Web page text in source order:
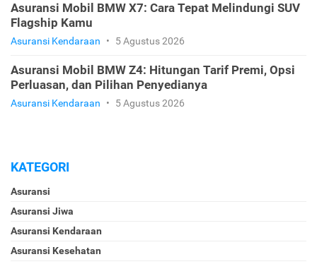
Asuransi Mobil BMW X7: Cara Tepat Melindungi SUV
Flagship Kamu
Asuransi Kendaraan • 5 Agustus 2026
Asuransi Mobil BMW Z4: Hitungan Tarif Premi, Opsi
Perluasan, dan Pilihan Penyedianya
Asuransi Kendaraan • 5 Agustus 2026
KATEGORI
Asuransi
Asuransi Jiwa
Asuransi Kendaraan
Asuransi Kesehatan